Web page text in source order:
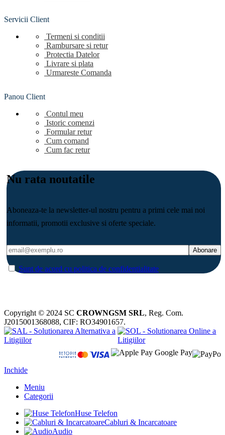
Servicii Client
Termeni si conditii
Rambursare si retur
Protectia Datelor
Livrare si plata
Urmareste Comanda
Panou Client
Contul meu
Istoric comenzi
Formular retur
Cum comand
Cum fac retur
Nu rata noutatile
Aboneaza-te la newsletter-ul nostru pentru a primi cele mai noi
informatii, promotii exclusive si oferte speciale.
Sunt de acord cu politica de confidentialitate
Copyright © 2024 SC CROWNGSM SRL, Reg. Com.
J2015001368088, CIF: RO34901657.
Inchide
Meniu
Categorii
Huse Telefon
Cabluri & Incarcatoare
Audio